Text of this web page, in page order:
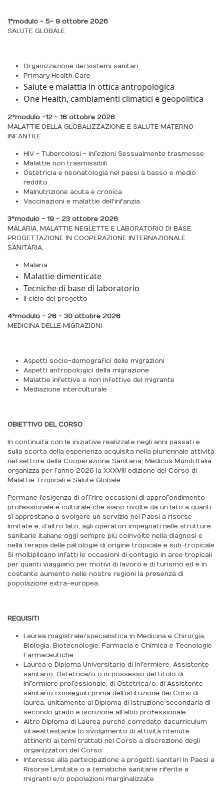
1°modulo - 5- 9 ottobre 2026
SALUTE GLOBALE
Organizzazione dei sistemi sanitari
Primary Health Care
Salute e malattia in ottica antropologica
One Health, cambiamenti climatici e geopolitica
2°modulo - 12 - 16 ottobre 2026
MALATTIE DELLA GLOBALIZZAZIONE E SALUTE MATERNO
INFANTILE
HIV - Tubercolosi - Infezioni Sessualmente trasmesse
Malattie non trasmissibili
Ostetricia e neonatologia nei paesi a basso e medio
reddito
Malnutrizione acuta e cronica
Vaccinazioni e malattie dell'infanzia
3°modulo - 19 - 23 ottobre 2026
MALARIA, MALATTIE NEGLETTE E LABORATORIO DI BASE.
PROGETTAZIONE IN COOPERAZIONE INTERNAZIONALE
SANITARIA.
Malaria
Malattie dimenticate
Tecniche di base di laboratorio
Il ciclo del progetto
4°modulo - 26 - 30 ottobre 2026
MEDICINA DELLE MIGRAZIONI
Aspetti socio-demografici delle migrazioni
Aspetti antropologici della migrazione
Malattie infettive e non infettive del migrante
Mediazione interculturale
OBIETTIVO DEL CORSO
In continuità con le iniziative realizzate negli anni passati e
sulla scorta della esperienza acquisita nella pluriennale attività
nel settore della Cooperazione Sanitaria, Medicus Mundi Italia
organizza per l’anno 2026 la XXXVIII edizione del Corso di
Malattie Tropicali e Salute Globale.
Permane l'esigenza di offrire occasioni di approfondimento
professionale e culturale che siano rivolte da un lato a quanti
si apprestano a svolgere un servizio nei Paesi a risorse
limitate e, d’altro lato, agli operatori impegnati nelle strutture
sanitarie italiane oggi sempre più coinvolte nella diagnosi e
nella terapia delle patologie di origine tropicale e sub-tropicale.
Si moltiplicano infatti le occasioni di contagio in aree tropicali
per quanti viaggiano per motivi di lavoro e di turismo ed è in
costante aumento nelle nostre regioni la presenza di
popolazione extra-europea.
REQUISITI
Laurea magistrale/specialistica in Medicina e Chirurgia,
Biologia, Biotecnologie, Farmacia e Chimica e Tecnologie
Farmaceutiche
Laurea o Diploma Universitario di Infermiere, Assistente
sanitario, Ostetrica/o o in possesso del titolo di
Infermiere professionale, di Ostetrica/o, di Assistente
sanitario conseguiti prima dell’istituzione dei Corsi di
laurea, unitamente al Diploma di istruzione secondaria di
secondo grado e iscrizione all’albo professionale.
Altro Diploma di Laurea purché corredato da curriculum
vitaeattestante lo svolgimento di attività ritenute
attinenti ai temi trattati nel Corso a discrezione degli
organizzatori del Corso
Interesse alla partecipazione a progetti sanitari in Paesi a
Risorse Limitate o a tematiche sanitarie riferite a
migranti e/o popolazioni marginalizzate